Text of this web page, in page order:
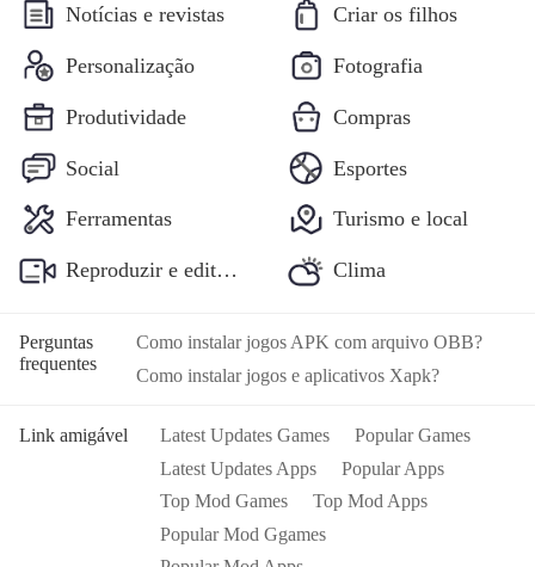
Notícias e revistas Criar os filhos
Personalização Fotografia
Produtividade Compras
Social Esportes
Ferramentas Turismo e local
Reproduzir e editar vídeos Aplicativos Clima
Perguntas
frequentes
Como instalar jogos APK com arquivo OBB?
Como instalar jogos e aplicativos Xapk?
Link amigável Latest Updates Games
Popular Games
Latest Updates Apps
Popular Apps
Top Mod Games
Top Mod Apps
Popular Mod Ggames